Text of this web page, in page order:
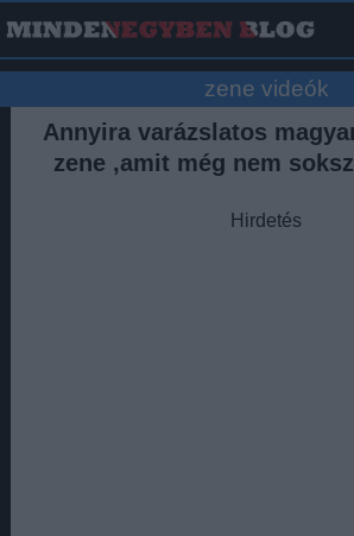
zene videók
Annyira varázslatos
zene ,amit még nem
Hirdetés